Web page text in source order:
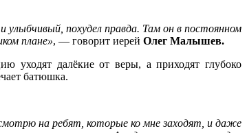
похудел правда. Там он в постоянном
плане», — говорит иерей Олег Малышев.
уходят далёкие от веры, а приходят глубоко
батюшка.
на ребят, которые ко мне заходят, и даже